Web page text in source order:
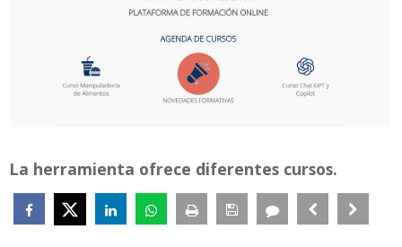
La herramienta ofrece diferentes cursos.